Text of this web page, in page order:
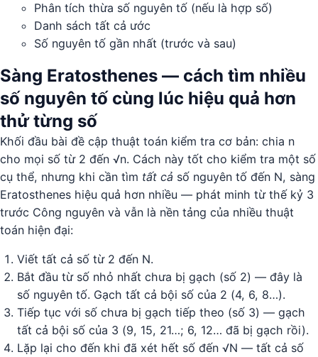
Phân tích thừa số nguyên tố (nếu là hợp số)
Danh sách tất cả ước
Số nguyên tố gần nhất (trước và sau)
Sàng Eratosthenes — cách tìm nhiều
số nguyên tố cùng lúc hiệu quả hơn
thử từng số
Khối đầu bài đề cập thuật toán kiểm tra cơ bản: chia n
cho mọi số từ 2 đến √n. Cách này tốt cho kiểm tra một số
cụ thể, nhưng khi cần tìm tất cả số nguyên tố đến N, sàng
Eratosthenes hiệu quả hơn nhiều — phát minh từ thế kỷ 3
trước Công nguyên và vẫn là nền tảng của nhiều thuật
toán hiện đại:
Viết tất cả số từ 2 đến N.
Bắt đầu từ số nhỏ nhất chưa bị gạch (số 2) — đây là
số nguyên tố. Gạch tất cả bội số của 2 (4, 6, 8…).
Tiếp tục với số chưa bị gạch tiếp theo (số 3) — gạch
tất cả bội số của 3 (9, 15, 21…; 6, 12… đã bị gạch rồi).
Lặp lại cho đến khi đã xét hết số đến √N — tất cả số